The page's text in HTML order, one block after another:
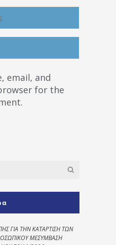
email, and
for the
ΓΙΑ ΤΗΝ ΚΑΤΑΡΤΙΣΗ ΤΩΝ
ΜΕΣΥΜΒΑΣΗ